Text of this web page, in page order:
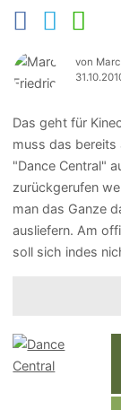
von
Das geht für
muss das bereits
"Dance Central"
zurückgerufen
man das Ganze
ausliefern. Am
soll sich indes